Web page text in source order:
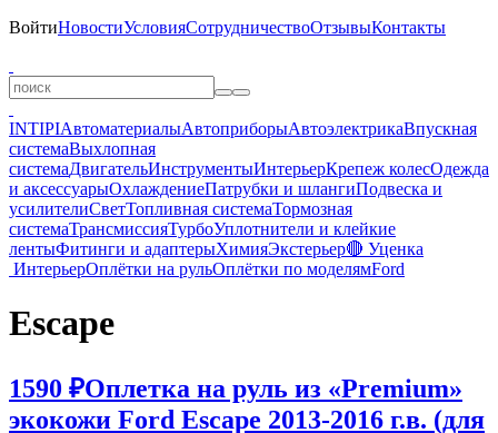
ВойтиНовостиУсловияСотрудничествоОтзывыКонтакты
INTIPIАвтоматериалыАвтоприборыАвтоэлектрикаВпускная
системаВыхлопная
системаДвигательИнструментыИнтерьерКрепеж колесОдежда
и аксессуарыОхлаждениеПатрубки и шлангиПодвеска и
усилителиСветТопливная системаТормозная
системаТрансмиссияТурбоУплотнители и клейкие
лентыФитинги и адаптерыХимияЭкстерьер🔴 Уценка
ИнтерьерОплётки на рульОплётки по моделямFord
Escape
1590 ₽Оплетка на руль из «Premium»
экокожи Ford Escape 2013-2016 г.в. (для